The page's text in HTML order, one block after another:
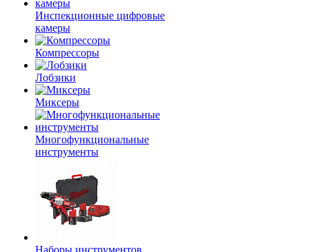
Инспекционные цифровые
камеры
Компрессоры
Лобзики
Миксеры
Многофункциональные
инструменты
Наборы инструментов